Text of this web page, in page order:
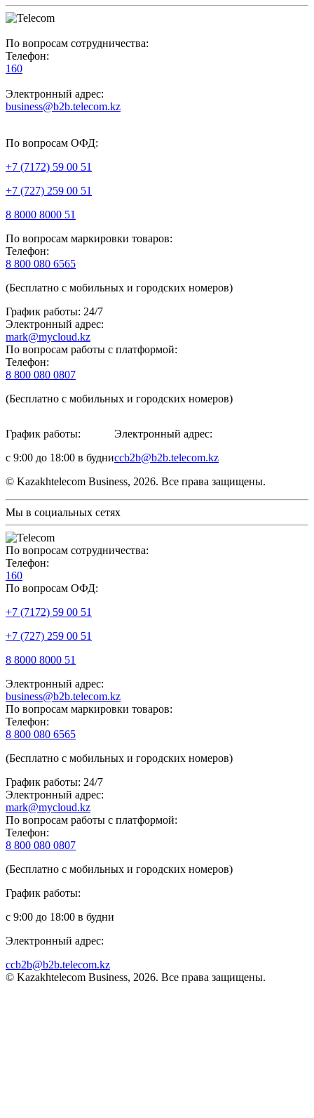
По вопросам сотрудничества:
Телефон:
160
Электронный адрес:
business@b2b.telecom.kz
По вопросам ОФД:
+7 (7172) 59 00 51
+7 (727) 259 00 51
8 8000 8000 51
По вопросам маркировки товаров:
Телефон:
8 800 080 6565
(Бесплатно с мобильных и городских номеров)
График работы: 24/7
Электронный адрес:
mark@mycloud.kz
По вопросам работы с платформой:
Телефон:
8 800 080 0807
(Бесплатно с мобильных и городских номеров)
График работы:
с 9:00 до 18:00 в будни
Электронный адрес:
ccb2b@b2b.telecom.kz
© Kazakhtelecom Business, 2026. Все права защищены.
Мы в социальных сетях
По вопросам сотрудничества:
Телефон:
160
По вопросам ОФД:
+7 (7172) 59 00 51
+7 (727) 259 00 51
8 8000 8000 51
Электронный адрес:
business@b2b.telecom.kz
По вопросам маркировки товаров:
Телефон:
8 800 080 6565
(Бесплатно с мобильных и городских номеров)
График работы: 24/7
Электронный адрес:
mark@mycloud.kz
По вопросам работы с платформой:
Телефон:
8 800 080 0807
(Бесплатно с мобильных и городских номеров)
График работы:
с 9:00 до 18:00 в будни
Электронный адрес:
ccb2b@b2b.telecom.kz
© Kazakhtelecom Business, 2026. Все права защищены.